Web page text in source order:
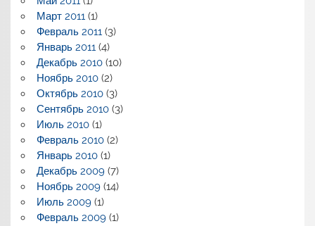
Март 2011(1)
Февраль 2011(3)
Январь 2011(4)
Декабрь 2010(10)
Ноябрь 2010(2)
Октябрь 2010(3)
Сентябрь 2010(3)
Июль 2010(1)
Февраль 2010(2)
Январь 2010(1)
Декабрь 2009(7)
Ноябрь 2009(14)
Июль 2009(1)
Февраль 2009(1)